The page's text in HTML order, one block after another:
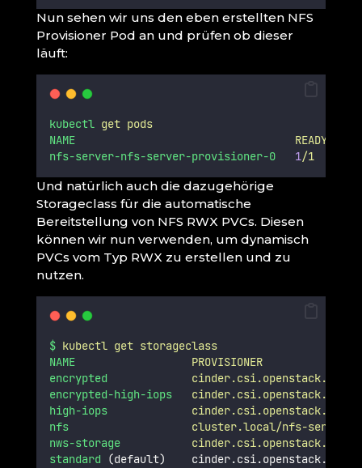
Nun sehen wir uns den eben erstellten NFS
Provisioner Pod an und prüfen ob dieser
läuft:
kubectl get pods
NAME
READY
nfs-server-nfs-server-provisioner-0
1/1
Und natürlich auch die dazugehörige
Storageclass für die automatische
Bereitstellung von NFS RWX PVCs. Diesen
können wir nun verwenden, um dynamisch
PVCs vom Typ RWX zu erstellen und zu
nutzen.
$ kubectl get storageclass
NAME
PROVISIONER
encrypted
cinder.csi.openstack.org
encrypted-high-iops
cinder.csi.openstack.org
high-iops
cinder.csi.openstack.org
nfs
cluster.local/nfs-server-
nws-storage
cinder.csi.openstack.org
standard (default)